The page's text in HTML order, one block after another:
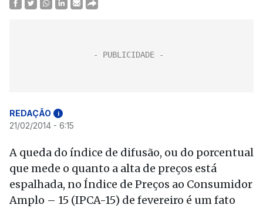
REDAÇÃO i
21/02/2014 - 6:15
A queda do índice de difusão, ou do porcentual
que mede o quanto a alta de preços está
espalhada, no Índice de Preços ao Consumidor
Amplo – 15 (IPCA-15) de fevereiro é um fato